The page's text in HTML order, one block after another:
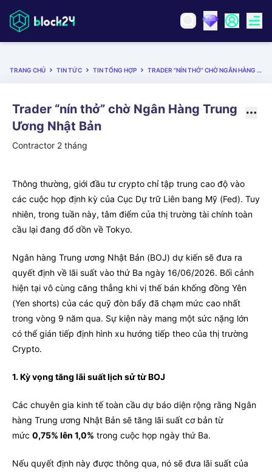
TRANG CHỦ TIN TỨC TIN TỔNG HỢP TRADER “NÍN THỞ” CHỜ NGÂN HÀNG TRUNG ƯƠNG NHẬT BẢN
Trader “nín thở” chờ Ngân Hàng Trung
Ương Nhật Bản
Contractor 2 tháng
Thông thường, giới đầu tư crypto chỉ tập trung cao độ vào
các cuộc họp định kỳ của Cục Dự trữ Liên bang Mỹ (Fed). Tuy
nhiên, trong tuần này, tâm điểm của thị trường tài chính toàn
cầu lại đang đổ dồn về Tokyo.
Ngân hàng Trung ương Nhật Bản (BOJ) dự kiến sẽ đưa ra
quyết định về lãi suất vào thứ Ba ngày 16/06/2026. Bối cảnh
hiện tại vô cùng căng thẳng khi vị thế bán khống đồng Yên
(Yen shorts) của các quỹ đòn bẩy đã chạm mức cao nhất
trong vòng 9 năm qua. Sự kiện này mang một sức nặng lớn
có thể gián tiếp định hình xu hướng tiếp theo của thị trường
Crypto.
1. Kỳ vọng tăng lãi suất lịch sử từ BOJ
Các chuyên gia kinh tế toàn cầu dự báo diện rộng rằng Ngân
hàng Trung ương Nhật Bản sẽ tăng lãi suất cơ bản từ
mức 0,75% lên 1,0% trong cuộc họp ngày thứ Ba.
Nếu quyết định này được thông qua, nó sẽ đưa lãi suất của